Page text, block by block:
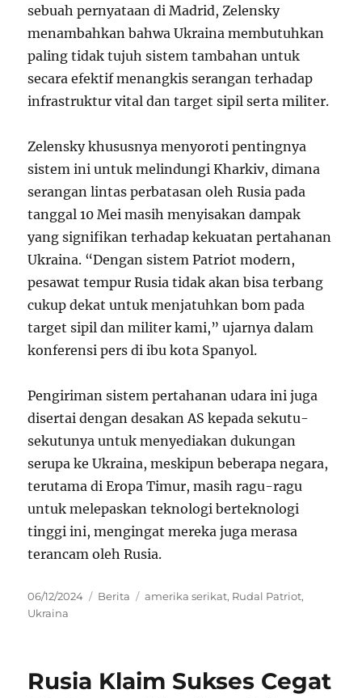
sebuah pernyataan di Madrid, Zelensky
menambahkan bahwa Ukraina membutuhkan
paling tidak tujuh sistem tambahan untuk
secara efektif menangkis serangan terhadap
infrastruktur vital dan target sipil serta militer.
Zelensky khususnya menyoroti pentingnya
sistem ini untuk melindungi Kharkiv, dimana
serangan lintas perbatasan oleh Rusia pada
tanggal 10 Mei masih menyisakan dampak
yang signifikan terhadap kekuatan pertahanan
Ukraina. “Dengan sistem Patriot modern,
pesawat tempur Rusia tidak akan bisa terbang
cukup dekat untuk menjatuhkan bom pada
target sipil dan militer kami,” ujarnya dalam
konferensi pers di ibu kota Spanyol.
Pengiriman sistem pertahanan udara ini juga
disertai dengan desakan AS kepada sekutu-
sekutunya untuk menyediakan dukungan
serupa ke Ukraina, meskipun beberapa negara,
terutama di Eropa Timur, masih ragu-ragu
untuk melepaskan teknologi berteknologi
tinggi ini, mengingat mereka juga merasa
terancam oleh Rusia.
Posted
on
06/12/2024 Categories
Berita Tags
amerika serikat, Rudal Patriot,
Ukraina
Rusia Klaim Sukses Cegat